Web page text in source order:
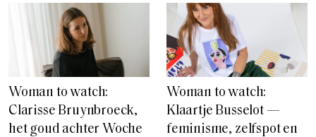
Woman to watch:
Clarisse Bruynbroeck,
het goud achter Woche
Woman to watch:
Klaartje Busselot —
feminisme, zelfspot en